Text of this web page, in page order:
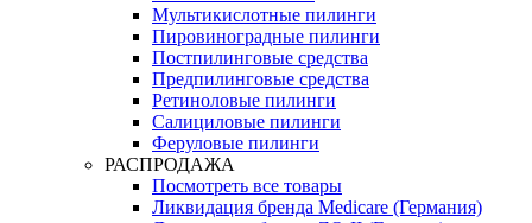
Мультикислотные пилинги
Пировиноградные пилинги
Постпилинговые средства
Предпилинговые средства
Ретиноловые пилинги
Салициловые пилинги
Феруловые пилинги
РАСПРОДАЖА
Посмотреть все товары
Ликвидация бренда Medicare (Германия)